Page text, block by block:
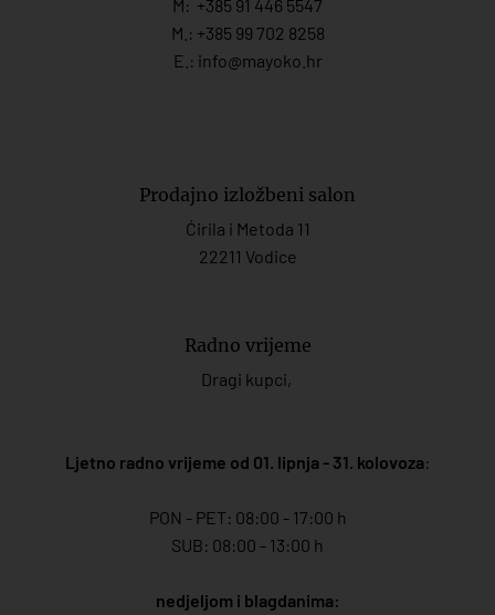
M: +385 91 446 5547
M.: +385 99 702 8258
E.: info@mayoko. hr
Prodajno izložbeni salon
Ćirila i Metoda 11
22211 Vodice
Radno vrijeme
Dragi kupci,
Ljetno radno vrijeme od 01. lipnja - 31. kolovoza:
PON - PET: 08:00 - 17:00 h
SUB: 08:00 - 13:00 h
nedjeljom i blagdanima: